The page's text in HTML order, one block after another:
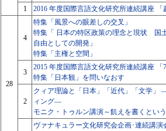
1 2016 年度国際言語文化研究所連続講座
28
4
特集「風景への眼差しの交叉」
特集「 日本の特区政策の理念と現状 国
自由としての開発」
特集「主権と空間」
3
2015 年度国際言語文化研究所連続講座 「
特集「日本観」を問いなおす
2
クィア理論と「日本」「近代」「文学」
ィング―
モニク・トゥルン講演～飢えを書くとい
ヴァナキュラー文化研究会企画･連続講